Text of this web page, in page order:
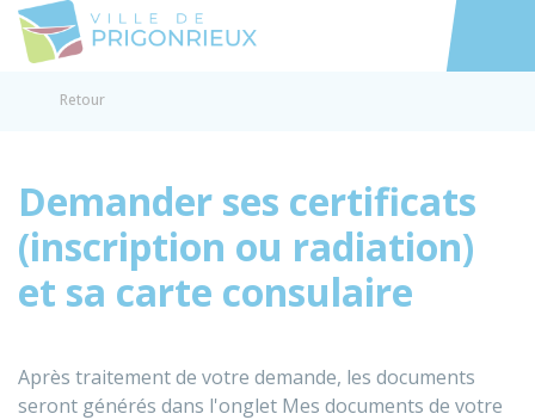
Accéder
Retour
Demander ses certificats
(inscription ou radiation)
et sa carte consulaire
Après traitement de votre demande, les documents
seront générés dans l'onglet Mes documents de votre